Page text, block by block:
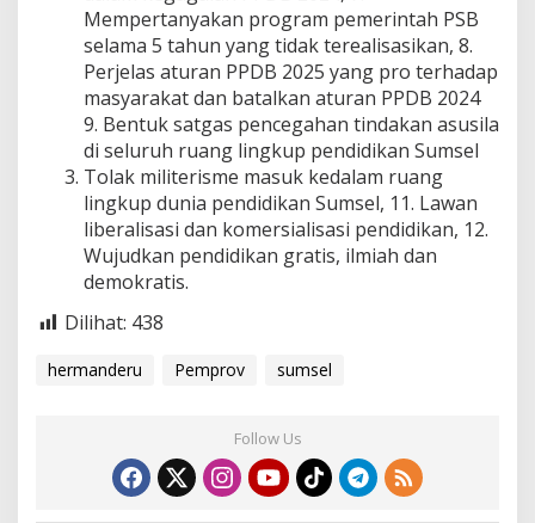
Mempertanyakan program pemerintah PSB
selama 5 tahun yang tidak terealisasikan, 8.
Perjelas aturan PPDB 2025 yang pro terhadap
masyarakat dan batalkan aturan PPDB 2024
9. Bentuk satgas pencegahan tindakan asusila
di seluruh ruang lingkup pendidikan Sumsel
Tolak militerisme masuk kedalam ruang
lingkup dunia pendidikan Sumsel, 11. Lawan
liberalisasi dan komersialisasi pendidikan, 12.
Wujudkan pendidikan gratis, ilmiah dan
demokratis.
Dilihat: 438
hermanderu Pemprov sumsel
Follow Us